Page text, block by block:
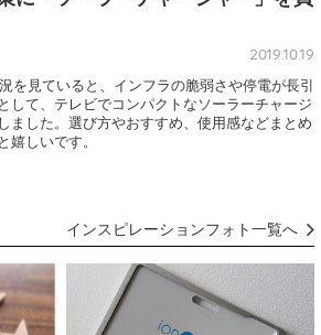
2019.10.19
を見ていると、インフラの脆弱さや停電が長引
して、テレビでコンパクトなソーラーチャージ
ました。選び方やおすすめ、使用感などまとめ
嬉しいです。
インスピレーションフォト一覧へ